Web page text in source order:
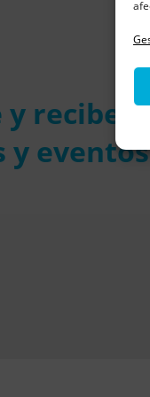
y recibe
y eventos